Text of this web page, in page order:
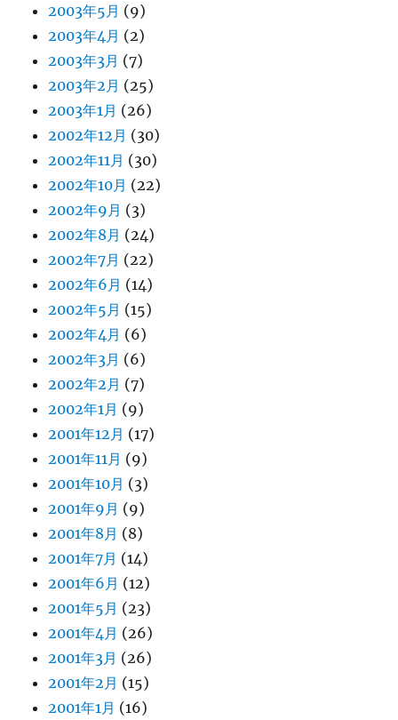
2003年5月 (9)
2003年4月 (2)
2003年3月 (7)
2003年2月 (25)
2003年1月 (26)
2002年12月 (30)
2002年11月 (30)
2002年10月 (22)
2002年9月 (3)
2002年8月 (24)
2002年7月 (22)
2002年6月 (14)
2002年5月 (15)
2002年4月 (6)
2002年3月 (6)
2002年2月 (7)
2002年1月 (9)
2001年12月 (17)
2001年11月 (9)
2001年10月 (3)
2001年9月 (9)
2001年8月 (8)
2001年7月 (14)
2001年6月 (12)
2001年5月 (23)
2001年4月 (26)
2001年3月 (26)
2001年2月 (15)
2001年1月 (16)